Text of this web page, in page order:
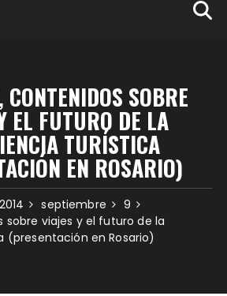
CONTENIDOS SOBRE
EL FUTURO DE LA
TURÍSTICA
EN ROSARIO)
2014 septiembre
9
viajes y el futuro de la
(presentación en Rosario)